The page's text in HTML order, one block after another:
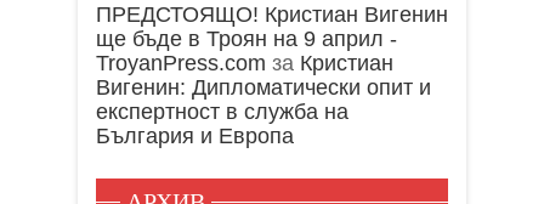
ПРЕДСТОЯЩО! Кристиан Вигенин
ще бъде в Троян на 9 април -
TroyanPress.com за Кристиан
Вигенин: Дипломатически опит и
експертност в служба на
България и Европа